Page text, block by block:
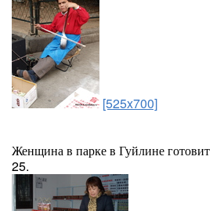
[525x700]
Женщина в парке в Гуйлине
25.